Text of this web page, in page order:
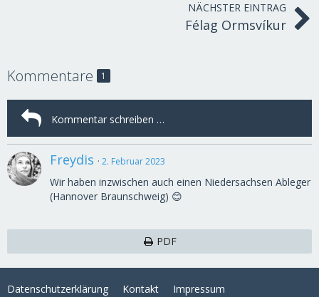
NÄCHSTER EINTRAG
Félag Ormsvíkur
Kommentare 1
Freydis 2. Februar 2023
Wir haben inzwischen auch einen Niedersachsen Ableger
(Hannover Braunschweig) 😊
PDF
Datenschutzerklärung Kontakt Impressum